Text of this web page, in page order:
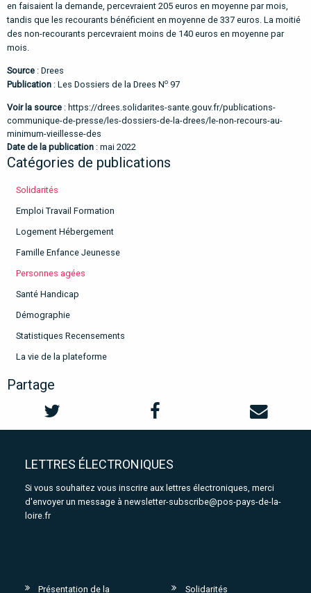
en faisaient la demande, percevraient 205 euros en moyenne par mois,
tandis que les recourants bénéficient en moyenne de 337 euros. La moitié
des non-recourants percevraient moins de 140 euros en moyenne par
mois.
Source : Drees
Publication : Les Dossiers de la Drees No 97
Voir la source : https://drees.solidarites-sante.gouv.fr/publications-
communique-de-presse/les-dossiers-de-la-drees/le-non-recours-au-
minimum-vieillesse-des
Date de la publication : mai 2022
Catégories de publications
Solidarités
Emploi Travail Formation
Logement Hébergement
Famille Enfance Jeunesse
Personnes agées
Santé Handicap
Démographie
Statistiques Recensements
La vie de la plateforme
Partage
LETTRES ÉLECTRONIQUES
Si vous souhaitez vous inscrire aux lettres électroniques, merci
d'envoyer un message à newsletter-subscribe@pos-pays-de-la-
loire.fr
Présentation de la
Solidarités